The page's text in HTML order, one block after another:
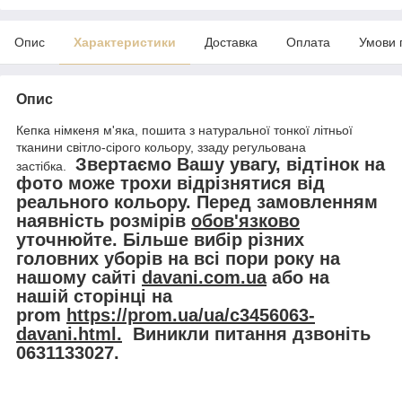
Опис Характеристики Доставка Оплата Умови
Опис
Кепка німкеня м'яка, пошита з натуральної тонкої літньої
тканини світло-сірого кольору, ззаду регульована
застібка.
Звертаємо Вашу увагу, відтінок на
фото може трохи відрізнятися від
реального кольору. Перед замовленням
наявність розмірів обов'язково
уточнюйте. Більше вибір різних
головних уборів на всі пори року на
нашому сайті davani.com.uaабо на
нашій сторінці на
prom https://prom.ua/ua/c3456063-
davani.html.
Виникли питання дзвоніть
0631133027.